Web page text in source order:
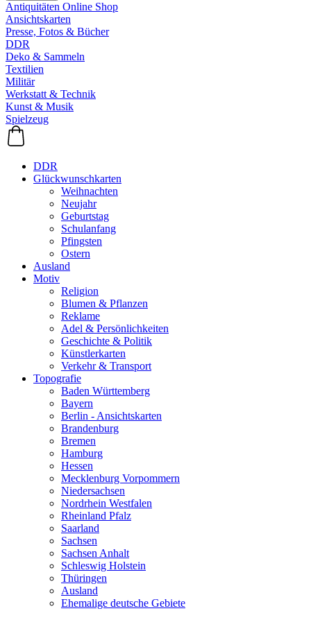
Antiquitäten Online Shop
Ansichtskarten
Presse, Fotos & Bücher
DDR
Deko & Sammeln
Textilien
Militär
Werkstatt & Technik
Kunst & Musik
Spielzeug
DDR
Glückwunschkarten
Weihnachten
Neujahr
Geburtstag
Schulanfang
Pfingsten
Ostern
Ausland
Motiv
Religion
Blumen & Pflanzen
Reklame
Adel & Persönlichkeiten
Geschichte & Politik
Künstlerkarten
Verkehr & Transport
Topografie
Baden Württemberg
Bayern
Berlin - Ansichtskarten
Brandenburg
Bremen
Hamburg
Hessen
Mecklenburg Vorpommern
Niedersachsen
Nordrhein Westfalen
Rheinland Pfalz
Saarland
Sachsen
Sachsen Anhalt
Schleswig Holstein
Thüringen
Ausland
Ehemalige deutsche Gebiete